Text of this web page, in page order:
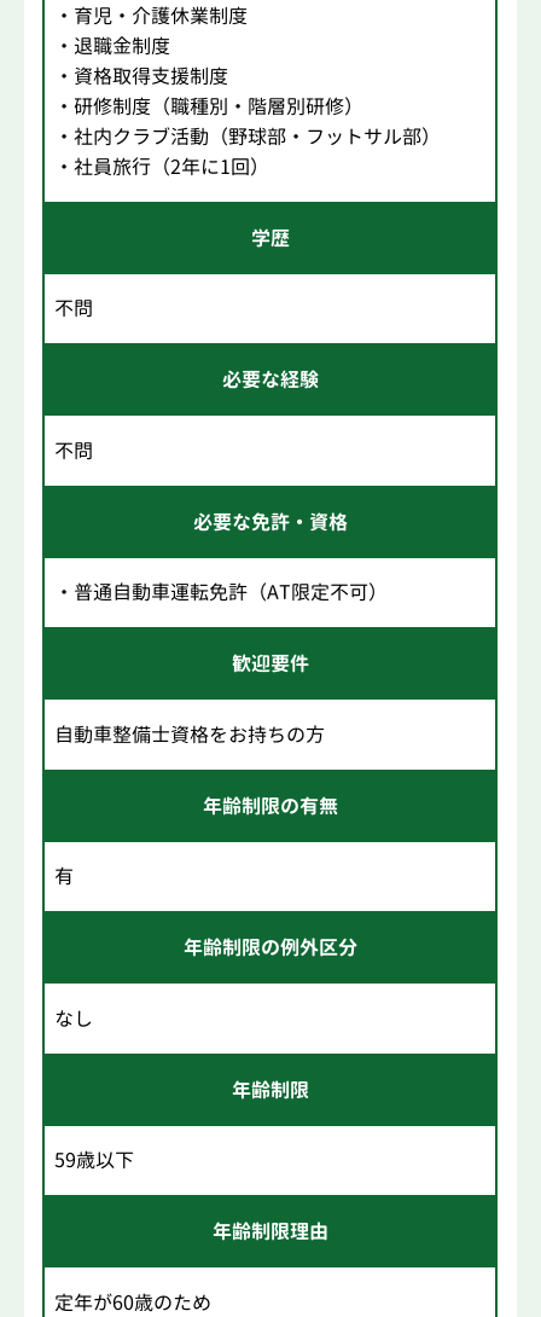
・育児・介護休業制度
・退職金制度
・資格取得支援制度
・研修制度（職種別・階層別研修）
・社内クラブ活動（野球部・フットサル部）
・社員旅行（2年に1回）
学歴
不問
必要な経験
不問
必要な免許・資格
・普通自動車運転免許（AT限定不可）
歓迎要件
自動車整備士資格をお持ちの方
年齢制限の有無
有
年齢制限の例外区分
なし
年齢制限
59歳以下
年齢制限理由
定年が60歳のため